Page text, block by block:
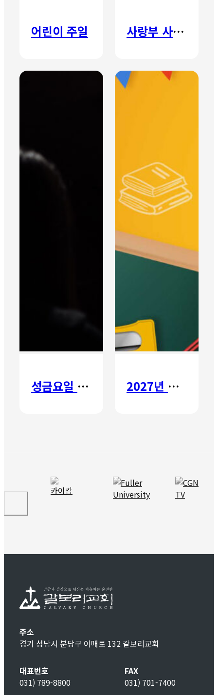
어린이 주일 사랑부 사랑주일
성금요일 칸타타 2027년 갈보리 어학원 유치부 신입생 모집
주소
경기 성남시 분당구 이매로 132 갈보리교회
대표번호
031) 789-8800
FAX
031) 701-7400